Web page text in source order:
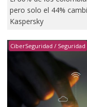
pero solo el 44%
Kaspersky
CiberSeguridad / Seguridad